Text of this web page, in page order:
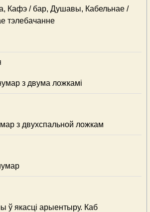
Кафэ / бар, Душавы, Кабельнае /
тэлебачанне
з двума ложкамі
з двухспальной ложкам
ў якасці арыентыру. Каб